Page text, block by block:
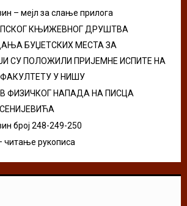
– мејл за слање прилога
КЊИЖЕВНОГ ДРУШТВА
БУЏЕТСКИХ МЕСТА ЗА
СУ ПОЛОЖИЛИ ПРИЈЕМНЕ ИСПИТЕ НА
У НИШУ
ФИЗИЧКОГ НАПАДА НА ПИСЦА
број 248-249-250
читање рукописа